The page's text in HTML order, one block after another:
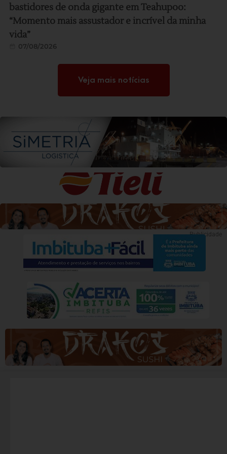
bastidores de onda gigante em Teahupoo:
“Momento mais assustador e incrível da minha
vida”
07/08/2026
Veja mais notícias
Publicidade